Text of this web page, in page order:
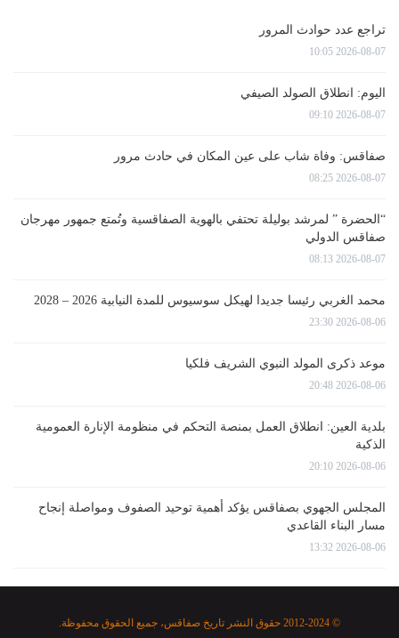
تراجع عدد حوادث المرور
2026-08-07 10:05
اليوم: انطلاق الصولد الصيفي
2026-08-07 09:10
صفاقس: وفاة شاب على عين المكان في حادث مرور
2026-08-07 08:25
“الحضرة ” لمرشد بوليلة تحتفي بالهوية الصفاقسية وتُمتع جمهور مهرجان
صفاقس الدولي
2026-08-07 08:13
محمد الغربي رئيسا جديدا لهيكل سوسيوس للمدة النيابية 2026 – 2028
2026-08-06 23:30
موعد ذكرى المولد النبوي الشريف فلكيا
2026-08-06 20:48
بلدية العين: انطلاق العمل بمنصة التحكم في منظومة الإنارة العمومية
الذكية
2026-08-06 20:10
المجلس الجهوي بصفاقس يؤكد أهمية توحيد الصفوف ومواصلة إنجاح
مسار البناء القاعدي
2026-08-06 13:32
© 2012-2024 حقوق النشر تاريخ صفاقس، جميع الحقوق محفوظة.